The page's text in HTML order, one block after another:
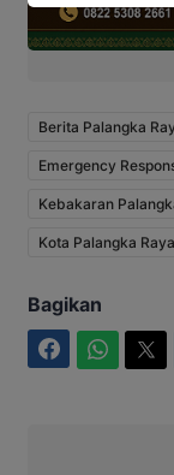
Berita Palangka
Emergency
Kebakaran
Kota Palangka Raya
Bagikan